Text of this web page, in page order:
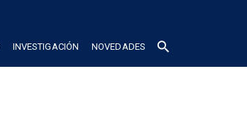
INVESTIGACIÓN NOVEDADES search